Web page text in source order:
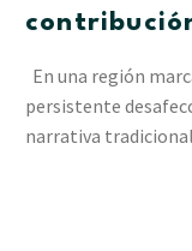
En una región
persistente
narrativa